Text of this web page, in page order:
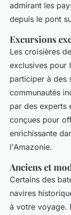
admirant les
depuis le pont
Excursions
Les croisières
exclusives pour
participer à des
communautés
par des experts
conçues pour
enrichissante
l'Amazonie.
Anciens et
Certains des
navires
à votre voyage.